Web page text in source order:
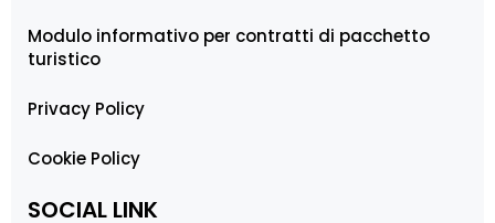
Modulo informativo per contratti di pacchetto
turistico
Privacy Policy
Cookie Policy
SOCIAL LINK